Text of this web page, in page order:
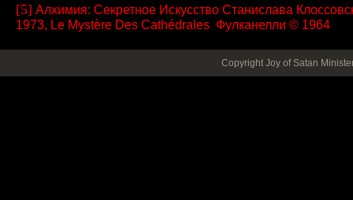
[5] Алхимия: Секретное Искусство Станислава
1973, Le Mystère Des Cathédrales Фулканелли © 1964
Copyright Joy of Satan